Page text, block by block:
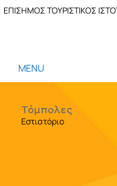
ΕΠΙΣΗΜΟΣ ΤΟΥΡΙΣΤΙΚΟΣ
MENU
Τόμπολες
Εστιατόριο